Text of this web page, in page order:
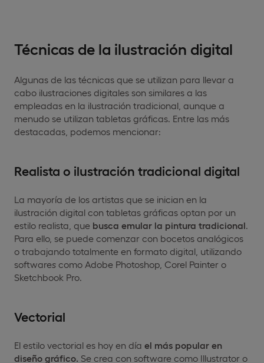
Técnicas de la ilustración digital
Algunas de las técnicas que se utilizan para llevar a
cabo ilustraciones digitales son similares a las
empleadas en la ilustración tradicional, aunque a
menudo se utilizan tabletas gráficas. Entre las más
destacadas, podemos mencionar:
Realista o ilustración tradicional digital
La mayoría de los artistas que se inician en la
ilustración digital con tabletas gráficas optan por un
estilo realista, que busca emular la pintura tradicional
Para ello, se puede comenzar con bocetos analógicos
o trabajando totalmente en formato digital, utilizando
softwares como Adobe Photoshop, Corel Painter o
Sketchbook Pro.
Vectorial
El estilo vectorial es hoy en día el más popular en
diseño gráfico. Se crea con software como Illustrator o